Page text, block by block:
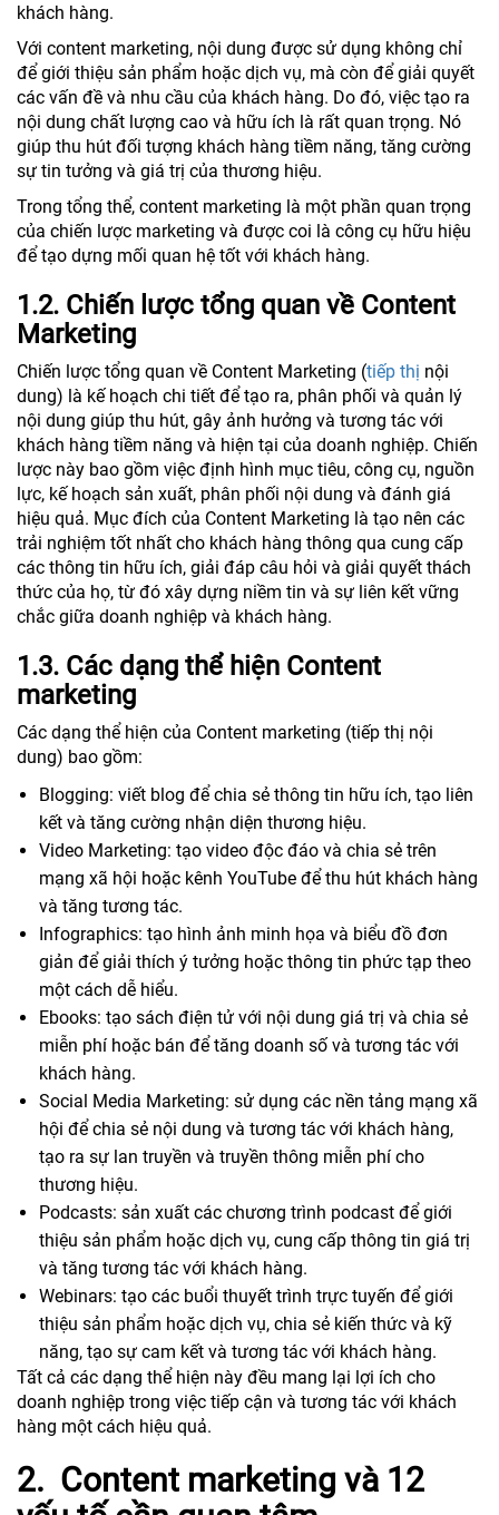
khách hàng.
Với content marketing, nội dung được sử dụng không chỉ
để giới thiệu sản phẩm hoặc dịch vụ, mà còn để giải quyết
các vấn đề và nhu cầu của khách hàng. Do đó, việc tạo ra
nội dung chất lượng cao và hữu ích là rất quan trọng. Nó
giúp thu hút đối tượng khách hàng tiềm năng, tăng cường
sự tin tưởng và giá trị của thương hiệu.
Trong tổng thể, content marketing là một phần quan trọng
của chiến lược marketing và được coi là công cụ hữu hiệu
để tạo dựng mối quan hệ tốt với khách hàng.
1.2. Chiến lược tổng quan về Content
Marketing
Chiến lược tổng quan về Content Marketing (tiếp thị nội
dung) là kế hoạch chi tiết để tạo ra, phân phối và quản lý
nội dung giúp thu hút, gây ảnh hưởng và tương tác với
khách hàng tiềm năng và hiện tại của doanh nghiệp. Chiến
lược này bao gồm việc định hình mục tiêu, công cụ, nguồn
lực, kế hoạch sản xuất, phân phối nội dung và đánh giá
hiệu quả. Mục đích của Content Marketing là tạo nên các
trải nghiệm tốt nhất cho khách hàng thông qua cung cấp
các thông tin hữu ích, giải đáp câu hỏi và giải quyết thách
thức của họ, từ đó xây dựng niềm tin và sự liên kết vững
chắc giữa doanh nghiệp và khách hàng.
1.3. Các dạng thể hiện Content
marketing
Các dạng thể hiện của Content marketing (tiếp thị nội
dung) bao gồm:
Blogging: viết blog để chia sẻ thông tin hữu ích, tạo liên
kết và tăng cường nhận diện thương hiệu.
Video Marketing: tạo video độc đáo và chia sẻ trên
mạng xã hội hoặc kênh YouTube để thu hút khách hàng
và tăng tương tác.
Infographics: tạo hình ảnh minh họa và biểu đồ đơn
giản để giải thích ý tưởng hoặc thông tin phức tạp theo
một cách dễ hiểu.
Ebooks: tạo sách điện tử với nội dung giá trị và chia sẻ
miễn phí hoặc bán để tăng doanh số và tương tác với
khách hàng.
Social Media Marketing: sử dụng các nền tảng mạng xã
hội để chia sẻ nội dung và tương tác với khách hàng,
tạo ra sự lan truyền và truyền thông miễn phí cho
thương hiệu.
Podcasts: sản xuất các chương trình podcast để giới
thiệu sản phẩm hoặc dịch vụ, cung cấp thông tin giá trị
và tăng tương tác với khách hàng.
Webinars: tạo các buổi thuyết trình trực tuyến để giới
thiệu sản phẩm hoặc dịch vụ, chia sẻ kiến thức và kỹ
năng, tạo sự cam kết và tương tác với khách hàng.
Tất cả các dạng thể hiện này đều mang lại lợi ích cho
doanh nghiệp trong việc tiếp cận và tương tác với khách
hàng một cách hiệu quả.
2. Content marketing và 12